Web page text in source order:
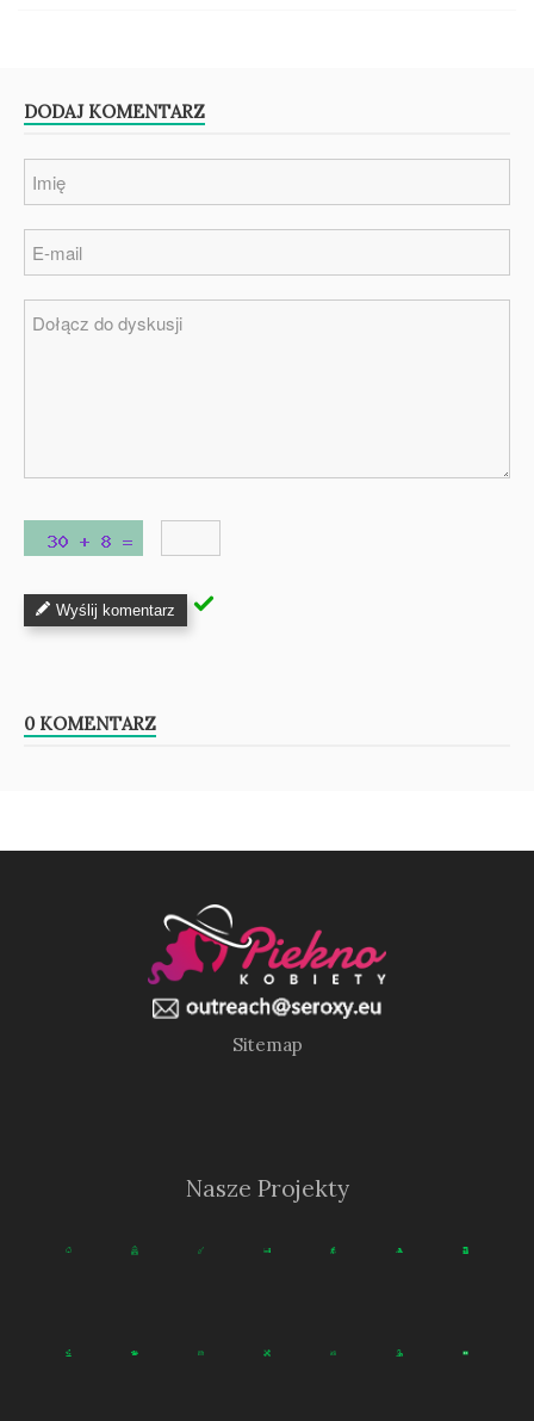
DODAJ KOMENTARZ
Wyślij komentarz
0 KOMENTARZ
Sitemap
Nasze Projekty